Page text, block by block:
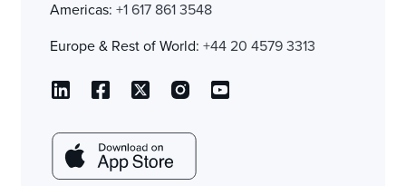
Americas: +1 617 861 3548
Europe & Rest of World: +44 20 4579 3313